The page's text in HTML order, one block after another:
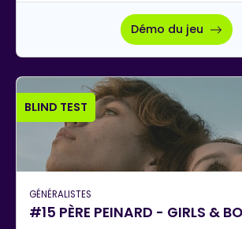
Démo du jeu
BLIND TEST
GÉNÉRALISTES
#15 PÈRE PEINARD - GIRLS &